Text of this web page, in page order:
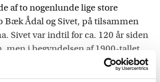
af to nogenlunde lige store
Bæk Ådal og Sivet, på tilsammen
Sivet var indtil for ca. 120 år siden
men i begyndelsen af 1900-tallet
et dige med en sluse ud mod
forhindre oversvømmelser af